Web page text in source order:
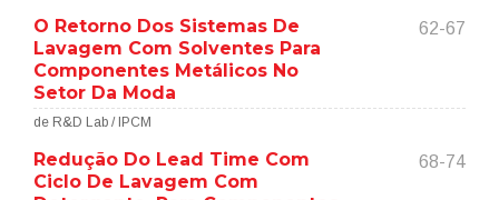
O Retorno Dos Sistemas De
Lavagem Com Solventes Para
Componentes Metálicos No
Setor Da Moda
62-67
de R&D Lab / IPCM
Redução Do Lead Time Com
Ciclo De Lavagem Com
68-74